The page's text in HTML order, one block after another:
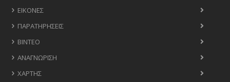
ΕΙΚΌΝΕΣ
ΠΑΡΑΤΗΡΉΣΕΙΣ
ΒΊΝΤΕΟ
ΑΝΑΓΝΏΡΙΣΗ
ΧΆΡΤΗΣ